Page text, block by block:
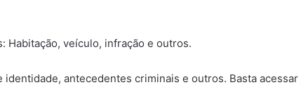
Habitação, veículo, infração e outros.
antecedentes criminais e outros. Basta acessar